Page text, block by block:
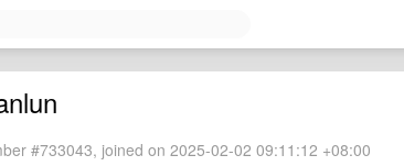
#733043, joined on 2025-02-02 09:11:12 +08:00